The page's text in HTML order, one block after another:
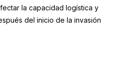
la capacidad logística y
del inicio de la invasión